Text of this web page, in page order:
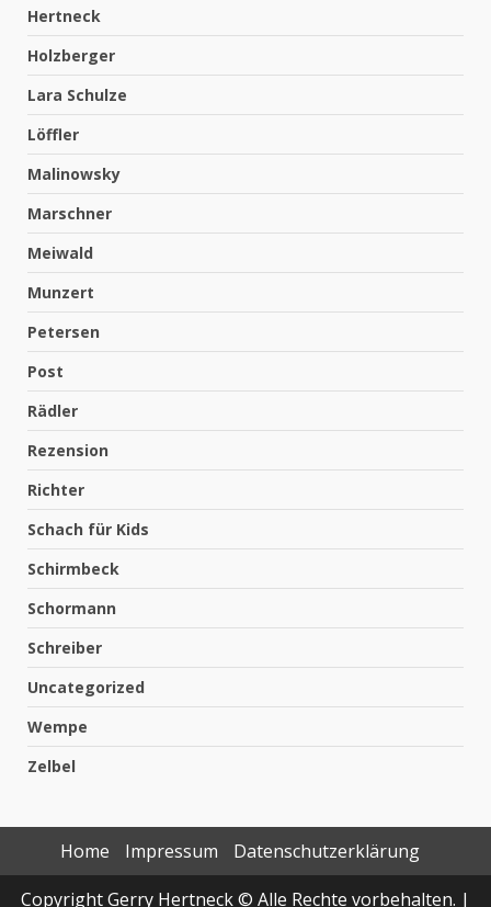
Hertneck
Holzberger
Lara Schulze
Löffler
Malinowsky
Marschner
Meiwald
Munzert
Petersen
Post
Rädler
Rezension
Richter
Schach für Kids
Schirmbeck
Schormann
Schreiber
Uncategorized
Wempe
Zelbel
Home Impressum
Datenschutzerklärung
Copyright Gerry Hertneck © Alle Rechte vorbehalten. |